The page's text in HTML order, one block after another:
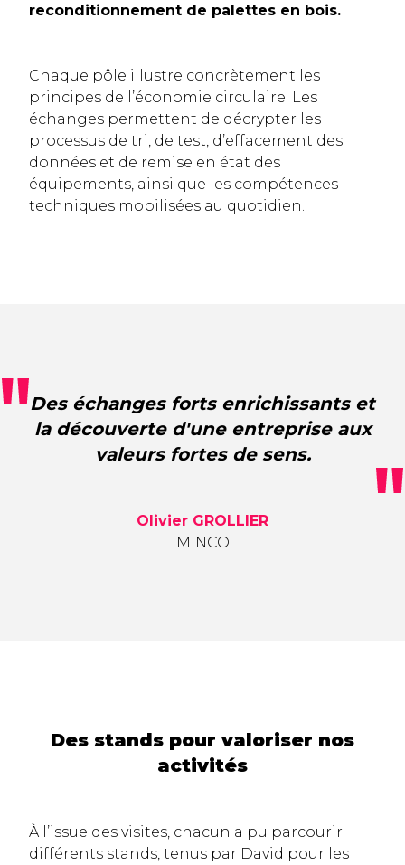
reconditionnement de palettes en bois.
Chaque pôle illustre concrètement les
principes de l’économie circulaire. Les
échanges permettent de décrypter les
processus de tri, de test, d’effacement des
données et de remise en état des
équipements, ainsi que les compétences
techniques mobilisées au quotidien.
Des échanges forts enrichissants et
la découverte d'une entreprise aux
valeurs fortes de sens.
Olivier GROLLIER
MINCO
Des stands pour valoriser nos
activités
À l’issue des visites, chacun a pu parcourir
différents stands, tenus par David pour les